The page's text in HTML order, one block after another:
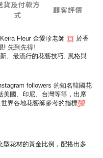
貨及付款方
式
顧客評價
Fleur 金愛珍老師
於香
! 先到先得!
、最流行的花藝技巧, 風格與
followers 的知名韓國花
國、印尼、台灣等等，出席
界各地花藝師參考的指標
花材的黃金比例， 配搭出多